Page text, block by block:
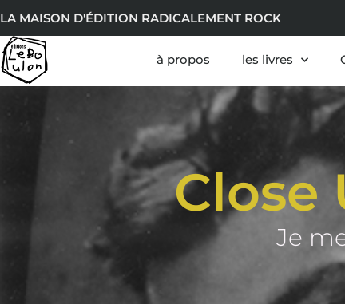
LA MAISON D'ÉDITION RADICALEMENT ROCK
à propos les livres
Close
Je